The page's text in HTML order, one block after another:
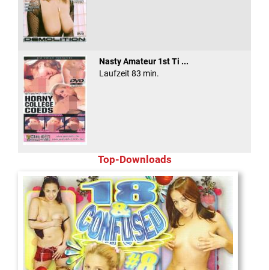
Nasty Amateur 1st Ti ...
Laufzeit 83 min.
Top-Downloads